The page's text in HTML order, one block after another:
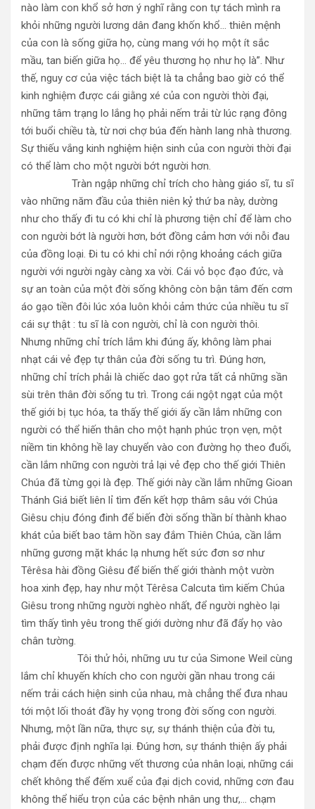
nào làm con khổ sở hơn ý nghĩ rằng con tự tách mình ra
khỏi những người lương dân đang khốn khổ… thiên mệnh
của con là sống giữa họ, cùng mang với họ một ít sắc
mầu, tan biến giữa họ… để yêu thương họ như họ là”. Như
thế, nguy cơ của việc tách biệt là ta chẳng bao giờ có thể
kinh nghiệm được cái giằng xé của con người thời đại,
những tâm trạng lo lắng họ phải nếm trải từ lúc rạng đông
tới buổi chiều tà, từ nơi chợ búa đến hành lang nhà thương.
Sự thiếu vắng kinh nghiệm hiện sinh của con người thời đại
có thể làm cho một người bớt người hơn.
Tràn ngập những chỉ trích cho hàng giáo sĩ, tu sĩ
vào những năm đầu của thiên niên kỷ thứ ba này, dường
như cho thấy đi tu có khi chỉ là phương tiện chỉ để làm cho
con người bớt là người hơn, bớt đồng cảm hơn với nỗi đau
của đồng loại. Đi tu có khi chỉ nới rộng khoảng cách giữa
người với người ngày càng xa vời. Cái vỏ bọc đạo đức, và
sự an toàn của một đời sống không còn bận tâm đến cơm
áo gạo tiền đôi lúc xóa luôn khỏi cảm thức của nhiều tu sĩ
cái sự thật : tu sĩ là con người, chỉ là con người thôi.
Nhưng những chỉ trích lắm khi đúng ấy, không làm phai
nhạt cái vẻ đẹp tự thân của đời sống tu trì. Đúng hơn,
những chỉ trích phải là chiếc dao gọt rửa tất cả những sần
sùi trên thân đời sống tu trì. Trong cái ngột ngạt của một
thế giới bị tục hóa, ta thấy thế giới ấy cần lắm những con
người có thể hiến thân cho một hạnh phúc trọn vẹn, một
niềm tin không hề lay chuyển vào con đường họ theo đuổi,
cần lắm những con người trả lại vẻ đẹp cho thế giới Thiên
Chúa đã từng gọi là đẹp. Thế giới này cần lắm những Gioan
Thánh Giá biết liên lỉ tìm đến kết hợp thâm sâu với Chúa
Giêsu chịu đóng đinh để biến đời sống thần bí thành khao
khát của biết bao tâm hồn say đắm Thiên Chúa, cần lắm
những gương mặt khác lạ nhưng hết sức đơn sơ như
Têrêsa hài đồng Giêsu để biến thế giới thành một vườn
hoa xinh đẹp, hay như một Têrêsa Calcuta tìm kiếm Chúa
Giêsu trong những người nghèo nhất, để người nghèo lại
tìm thấy tình yêu trong thế giới dường như đã đẩy họ vào
chân tường.
Tôi thử hỏi, những ưu tư của Simone Weil cùng
lắm chỉ khuyến khích cho con người gần nhau trong cái
nếm trải cách hiện sinh của nhau, mà chẳng thể đưa nhau
tới một lối thoát đầy hy vọng trong đời sống con người.
Nhưng, một lần nữa, thực sự, sự thánh thiện của đời tu,
phải được định nghĩa lại. Đúng hơn, sự thánh thiện ấy phải
chạm đến được những vết thương của nhân loại, những cái
chết không thể đếm xuể của đại dịch covid, những cơn đau
không thể hiểu trọn của các bệnh nhân ung thư,… chạm